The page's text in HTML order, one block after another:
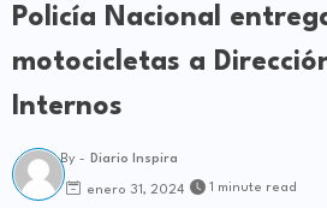
Policía Nacional
motocicletas a
Internos
By - Diario Inspira
enero 31, 2024 1 minute read